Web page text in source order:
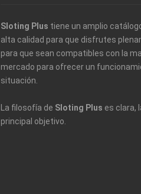
Sloting Plus tiene un amplio
alta calidad para que disfrutes
para que sean compatibles con la
mercado para ofrecer un
situación.
La filosofía de Sloting Plus es clara,
principal objetivo.